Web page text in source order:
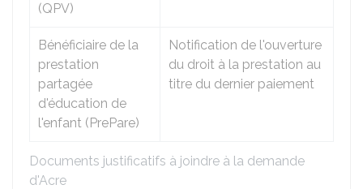
Documents justificatifs à joindre à la demande
d'Acre
(QPV)
Bénéficiaire de la
prestation
partagée
d'éducation de
l'enfant (PrePare)
Notification de l'ouverture
du droit à la prestation au
titre du dernier paiement